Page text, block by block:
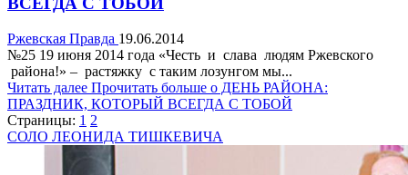
Ржевская Правда 19.06.2014
№25 19 июня 2014 года «Честь и слава людям Ржевского
района!» – растяжку с таким лозунгом мы...
Читать далее Прочитать больше о ДЕНЬ РАЙОНА:
ПРАЗДНИК, КОТОРЫЙ ВСЕГДА С ТОБОЙ
Страницы: 1 2
СОЛО ЛЕОНИДА ТИШКЕВИЧА